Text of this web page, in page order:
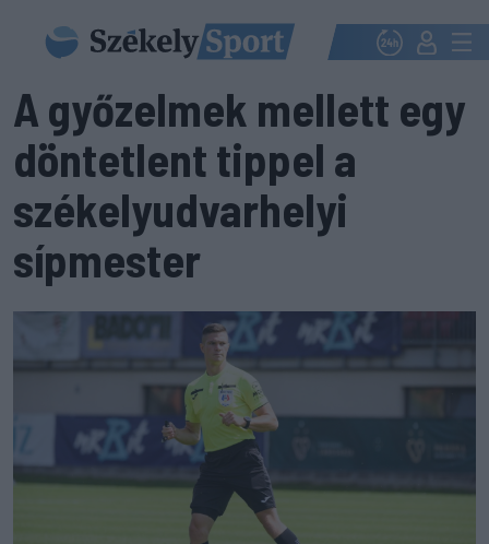
A győzelmek mellett egy
döntetlent tippel a
székelyudvarhelyi
sípmester